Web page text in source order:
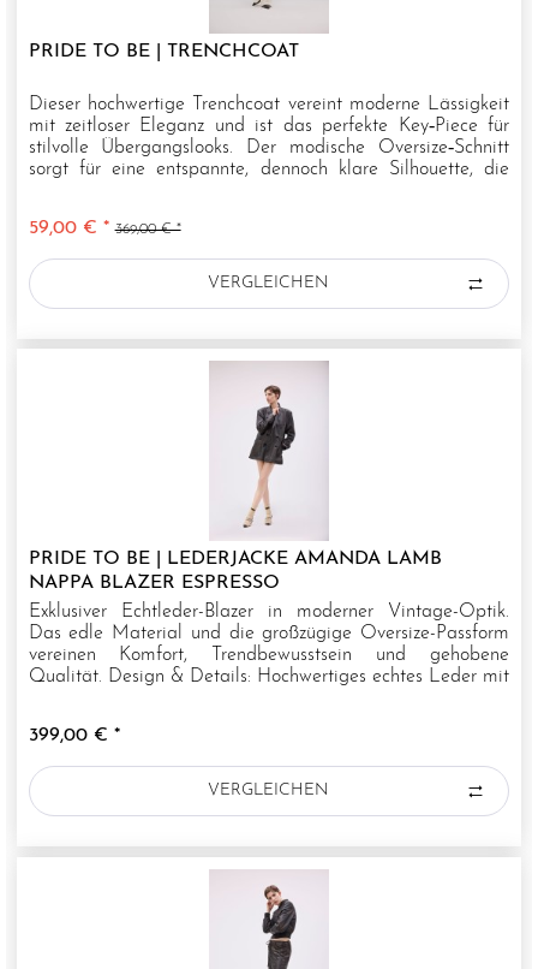
PRIDE TO BE | TRENCHCOAT
Dieser hochwertige Trenchcoat vereint moderne Lässigkeit
mit zeitloser Eleganz und ist das perfekte Key‑Piece für
stilvolle Übergangslooks. Der modische Oversize‑Schnitt
sorgt für eine entspannte, dennoch klare Silhouette, die
59,00 € * 369,00 € *
VERGLEICHEN
PRIDE TO BE | LEDERJACKE AMANDA LAMB
NAPPA BLAZER ESPRESSO
Exklusiver Echtleder-Blazer in moderner Vintage-Optik.
Das edle Material und die großzügige Oversize-Passform
vereinen Komfort, Trendbewusstsein und gehobene
Qualität. Design & Details: Hochwertiges echtes Leder mit
399,00 € *
VERGLEICHEN